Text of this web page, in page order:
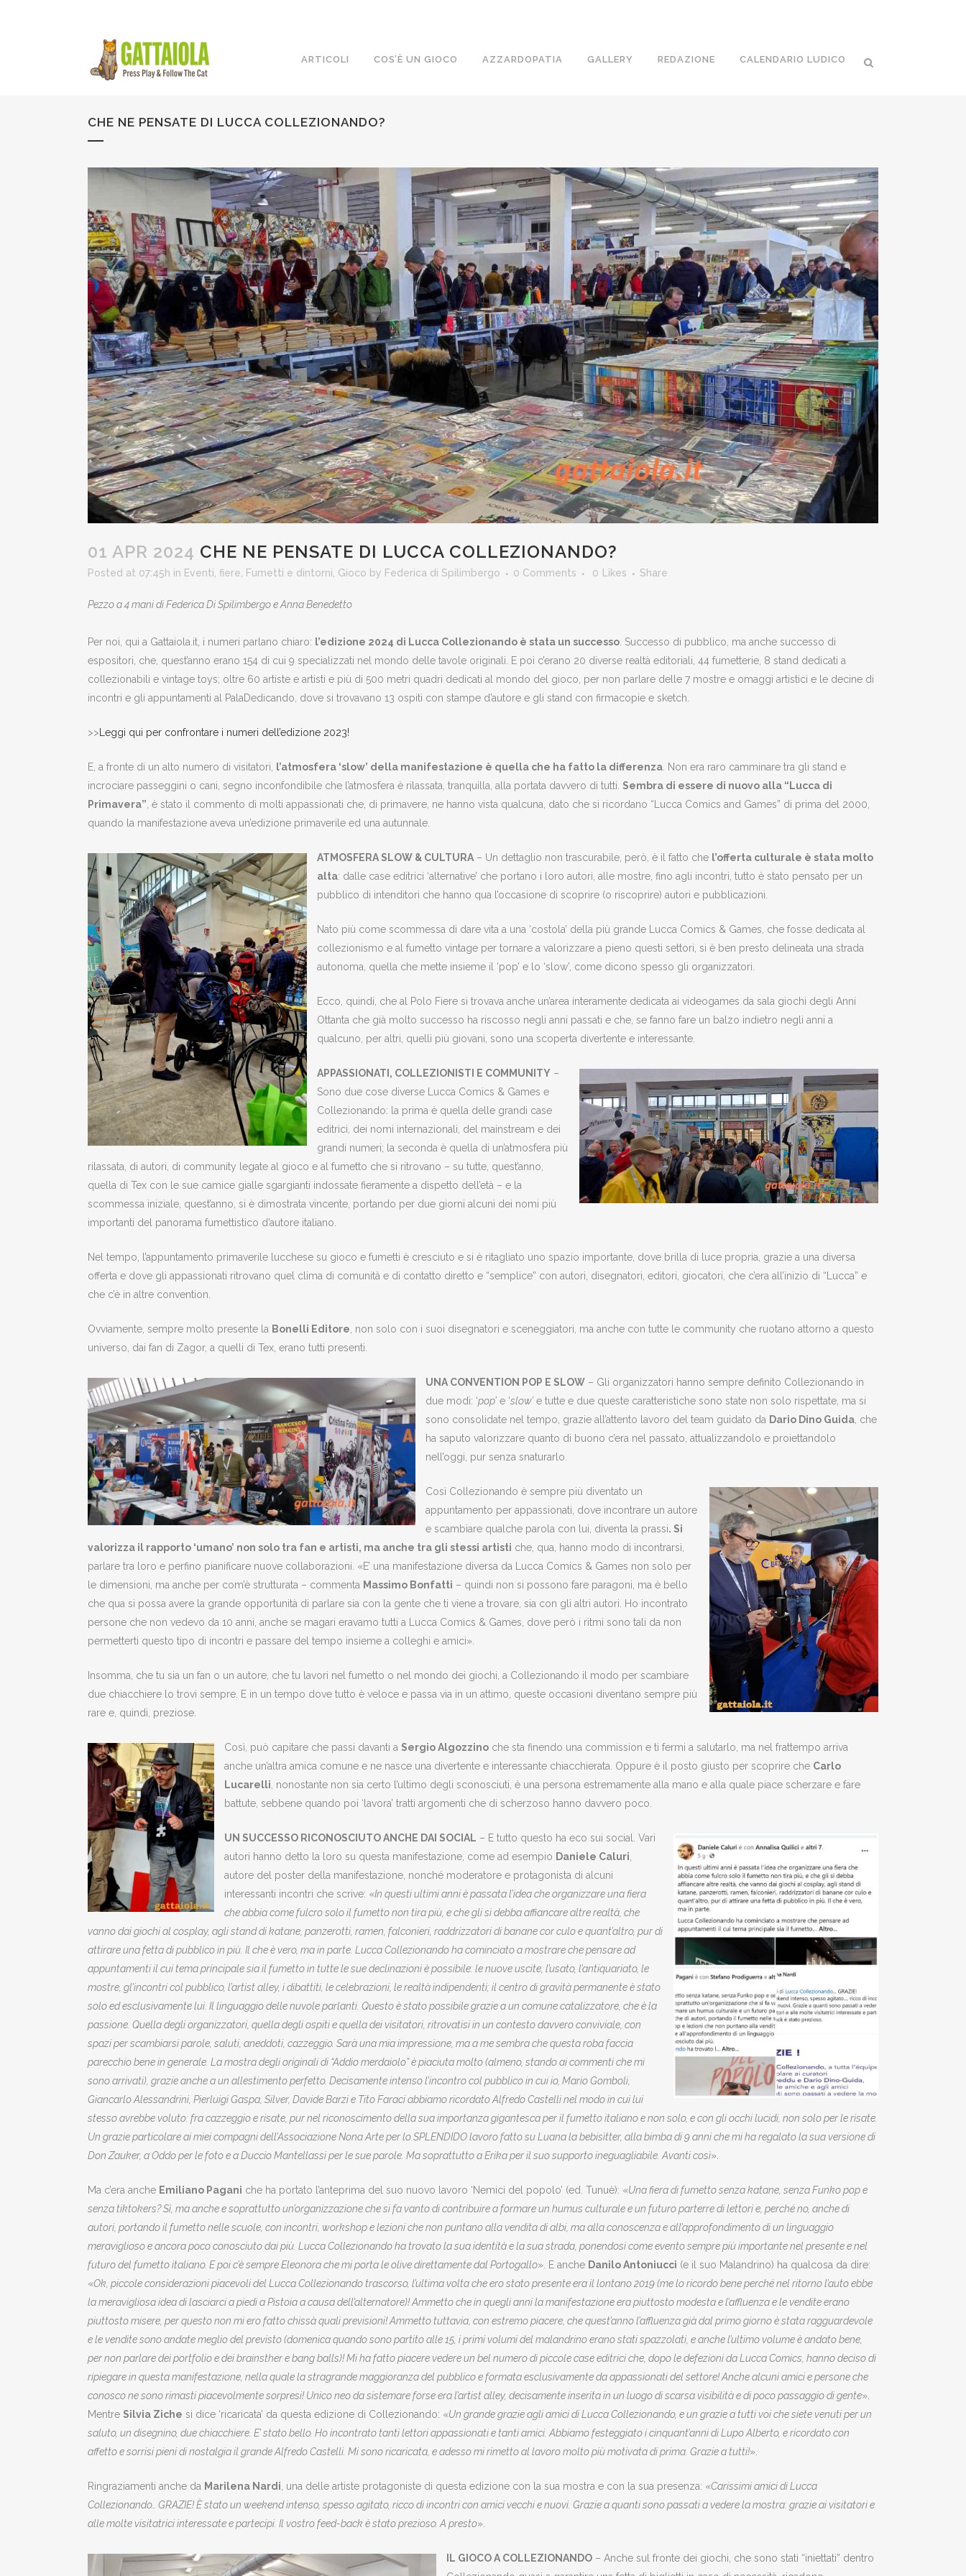
ARTICOLI COS’È UN GIOCO AZZARDOPATIA GALLERY REDAZIONE CALENDARIO LUDICO
CHE NE PENSATE DI LUCCA COLLEZIONANDO?
01 APR 2024 CHE NE PENSATE DI LUCCA COLLEZIONANDO?
Posted at 07:45h in Eventi fiere Fumetti e dintorni Gioco by Federica di Spilimbergo 0 Comments 0 Likes Share
Pezzo a 4 mani di Federica Di Spilimbergo e Anna Benedetto
Per noi, qui a Gattaiola.it, i numeri parlano chiaro: l’edizione 2024 di Lucca Collezionando è stata un successo . Successo di pubblico, ma anche successo di
espositori, che, quest’anno erano 154 di cui 9 specializzati nel mondo delle tavole originali. E poi c’erano 20 diverse realtà editoriali, 44 fumetterie, 8 stand dedicati a
collezionabili e vintage toys; oltre 60 artiste e artisti e più di 500 metri quadri dedicati al mondo del gioco, per non parlare delle 7 mostre e omaggi artistici e le decine di
incontri e gli appuntamenti al PalaDedicando, dove si trovavano 13 ospiti con stampe d’autore e gli stand con firmacopie e sketch.
>> Leggi qui per confrontare i numeri dell’edizione 2023!
E, a fronte di un alto numero di visitatori, l’atmosfera ‘slow’ della manifestazione è quella che ha fatto la differenza . Non era raro camminare tra gli stand e
incrociare passeggini o cani, segno inconfondibile che l’atmosfera è rilassata, tranquilla, alla portata davvero di tutti. Sembra di essere di nuovo alla “Lucca di
Primavera” , è stato il commento di molti appassionati che, di primavere, ne hanno vista qualcuna, dato che si ricordano “Lucca Comics and Games” di prima del 2000,
quando la manifestazione aveva un’edizione primaverile ed una autunnale.
ATMOSFERA SLOW & CULTURA – Un dettaglio non trascurabile, però, è il fatto che l’offerta culturale è stata molto
alta: dalle case editrici ‘alternative’ che portano i loro autori, alle mostre, fino agli incontri, tutto è stato pensato per un
pubblico di intenditori che hanno qua l’occasione di scoprire (o riscoprire) autori e pubblicazioni.
Nato più come scommessa di dare vita a una ‘costola’ della più grande Lucca Comics & Games, che fosse dedicata al
collezionismo e al fumetto vintage per tornare a valorizzare a pieno questi settori, si è ben presto delineata una strada
autonoma, quella che mette insieme il ‘pop’ e lo ‘slow’, come dicono spesso gli organizzatori.
Ecco, quindi, che al Polo Fiere si trovava anche un’area interamente dedicata ai videogames da sala giochi degli Anni
Ottanta che già molto successo ha riscosso negli anni passati e che, se fanno fare un balzo indietro negli anni a
qualcuno, per altri, quelli più giovani, sono una scoperta divertente e interessante.
APPASSIONATI, COLLEZIONISTI E COMMUNITY –
Sono due cose diverse Lucca Comics & Games e
Collezionando: la prima è quella delle grandi case
editrici, dei nomi internazionali, del mainstream e dei
grandi numeri; la seconda è quella di un’atmosfera più
rilassata, di autori, di community legate al gioco e al fumetto che si ritrovano – su tutte, quest’anno,
quella di Tex con le sue camice gialle sgargianti indossate fieramente a dispetto dell’età – e la
scommessa iniziale, quest’anno, si è dimostrata vincente, portando per due giorni alcuni dei nomi più
importanti del panorama fumettistico d’autore italiano.
Nel tempo, l’appuntamento primaverile lucchese su gioco e fumetti è cresciuto e si è ritagliato uno spazio importante, dove brilla di luce propria, grazie a una diversa
offerta e dove gli appassionati ritrovano quel clima di comunità e di contatto diretto e “semplice” con autori, disegnatori, editori, giocatori, che c’era all’inizio di “Lucca” e
che c’è in altre convention.
Ovviamente, sempre molto presente la Bonelli Editore , non solo con i suoi disegnatori e sceneggiatori, ma anche con tutte le community che ruotano attorno a questo
universo, dai fan di Zagor, a quelli di Tex, erano tutti presenti.
UNA CONVENTION POP E SLOW – Gli organizzatori hanno sempre definito Collezionando in
due modi: ‘pop’ e ‘slow’ e tutte e due queste caratteristiche sono state non solo rispettate, ma si
sono consolidate nel tempo, grazie all’attento lavoro del team guidato da Dario Dino Guida , che
ha saputo valorizzare quanto di buono c’era nel passato, attualizzandolo e proiettandolo
nell’oggi, pur senza snaturarlo.
Così Collezionando è sempre più diventato un
appuntamento per appassionati, dove incontrare un autore
e scambiare qualche parola con lui, diventa la prassi. Si
valorizza il rapporto ‘umano’ non solo tra fan e artisti, ma anche tra gli stessi artisti che, qua, hanno modo di incontrarsi,
parlare tra loro e perfino pianificare nuove collaborazioni. «E’ una manifestazione diversa da Lucca Comics & Games non solo per
le dimensioni, ma anche per com’è strutturata – commenta Massimo Bonfatti – quindi non si possono fare paragoni, ma è bello
che qua si possa avere la grande opportunità di parlare sia con la gente che ti viene a trovare, sia con gli altri autori. Ho incontrato
persone che non vedevo da 10 anni, anche se magari eravamo tutti a Lucca Comics & Games, dove però i ritmi sono tali da non
permetterti questo tipo di incontri e passare del tempo insieme a colleghi e amici».
Insomma, che tu sia un fan o un autore, che tu lavori nel fumetto o nel mondo dei giochi, a Collezionando il modo per scambiare
due chiacchiere lo trovi sempre. E in un tempo dove tutto è veloce e passa via in un attimo, queste occasioni diventano sempre più
rare e, quindi, preziose.
Così, può capitare che passi davanti a Sergio Algozzino che sta finendo una commission e ti fermi a salutarlo, ma nel frattempo arriva
anche un’altra amica comune e ne nasce una divertente e interessante chiacchierata. Oppure è il posto giusto per scoprire che Carlo
Lucarelli , nonostante non sia certo l’ultimo degli sconosciuti, è una persona estremamente alla mano e alla quale piace scherzare e fare
battute, sebbene quando poi ‘lavora’ tratti argomenti che di scherzoso hanno davvero poco.
UN SUCCESSO RICONOSCIUTO ANCHE DAI SOCIAL – E tutto questo ha eco sui social. Vari
autori hanno detto la loro su questa manifestazione, come ad esempio Daniele Caluri
autore del poster della manifestazione, nonché moderatore e protagonista di alcuni
interessanti incontri che scrive: «In questi ultimi anni è passata l’idea che organizzare una fiera
che abbia come fulcro solo il fumetto non tira più, e che gli si debba affiancare altre realtà, che
vanno dai giochi al cosplay, agli stand di katane, panzerotti, ramen, falconieri, raddrizzatori di banane cor culo e quant’altro, pur di
attirare una fetta di pubblico in più. Il che è vero, ma in parte. Lucca Collezionando ha cominciato a mostrare che pensare ad
appuntamenti il cui tema principale sia il fumetto in tutte le sue declinazioni è possibile: le nuove uscite, l’usato, l’antiquariato, le
mostre, gl’incontri col pubblico, l’artist alley, i dibattiti, le celebrazioni, le realtà indipendenti; il centro di gravità permanente è stato
solo ed esclusivamente lui. Il linguaggio delle nuvole parlanti. Questo è stato possibile grazie a un comune catalizzatore, che è la
passione. Quella degli organizzatori, quella degli ospiti e quella dei visitatori, ritrovatisi in un contesto davvero conviviale, con
spazi per scambiarsi parole, saluti, aneddoti, cazzeggio. Sarà una mia impressione, ma a me sembra che questa roba faccia
parecchio bene in generale. La mostra degli originali di “Addio merdaiolo” è piaciuta molto (almeno, stando ai commenti che mi
sono arrivati), grazie anche a un allestimento perfetto. Decisamente intenso l’incontro col pubblico in cui io, Mario Gomboli,
Giancarlo Alessandrini, Pierluigi Gaspa, Silver, Davide Barzi e Tito Faraci abbiamo ricordato Alfredo Castelli nel modo in cui lui
stesso avrebbe voluto: fra cazzeggio e risate, pur nel riconoscimento della sua importanza gigantesca per il fumetto italiano e non solo, e con gli occhi lucidi, non solo per le risate.
Un grazie particolare ai miei compagni dell’Associazione Nona Arte per lo SPLENDIDO lavoro fatto su Luana la bebisìtter, alla bimba di 9 anni che mi ha regalato la sua versione di
Don Zauker, a Oddo per le foto e a Duccio Mantellassi per le sue parole. Ma soprattutto a Erika per il suo supporto ineguagliabile. Avanti così».
Ma c’era anche Emiliano Pagani che ha portato l’anteprima del suo nuovo lavoro ‘Nemici del popolo’ (ed. Tunuè): «Una fiera di fumetto senza katane, senza Funko pop e
senza tiktokers? Sì, ma anche e soprattutto un’organizzazione che si fa vanto di contribuire a formare un humus culturale e un futuro parterre di lettori e, perché no, anche di
autori, portando il fumetto nelle scuole, con incontri, workshop e lezioni che non puntano alla vendita di albi, ma alla conoscenza e all’approfondimento di un linguaggio
meraviglioso e ancora poco conosciuto dai più. Lucca Collezionando ha trovato la sua identità e la sua strada, ponendosi come evento sempre più importante nel presente e nel
futuro del fumetto italiano. E poi c’è sempre Eleonora che mi porta le olive direttamente dal Portogallo». E anche Danilo Antoniucci (e il suo Malandrino) ha qualcosa da dire:
«Ok, piccole considerazioni piacevoli del Lucca Collezionando trascorso, l’ultima volta che ero stato presente era il lontano 2019 (me lo ricordo bene perché nel ritorno l’auto ebbe
la meravigliosa idea di lasciarci a piedi a Pistoia a causa dell’alternatore)! Ammetto che in quegli anni la manifestazione era piuttosto modesta e l’affluenza e le vendite erano
piuttosto misere, per questo non mi ero fatto chissà quali previsioni! Ammetto tuttavia, con estremo piacere, che quest’anno l’affluenza già dal primo giorno è stata ragguardevole
e le vendite sono andate meglio del previsto (domenica quando sono partito alle 15, i primi volumi del malandrino erano stati spazzolati, e anche l’ultimo volume è andato bene,
per non parlare dei portfolio e dei brainsther e bang balls)! Mi ha fatto piacere vedere un bel numero di piccole case editrici che, dopo le defezioni da Lucca Comics, hanno deciso di
ripiegare in questa manifestazione, nella quale la stragrande maggioranza del pubblico e formata esclusivamente da appassionati del settore! Anche alcuni amici e persone che
conosco ne sono rimasti piacevolmente sorpresi! Unico neo da sistemare forse era l’artist alley, decisamente inserita in un luogo di scarsa visibilità e di poco passaggio di gente».
Mentre Silvia Ziche si dice ‘ricaricata’ da questa edizione di Collezionando: «Un grande grazie agli amici di Lucca Collezionando, e un grazie a tutti voi che siete venuti per un
saluto, un disegnino, due chiacchiere. E’ stato bello. Ho incontrato tanti lettori appassionati e tanti amici. Abbiamo festeggiato i cinquant’anni di Lupo Alberto, e ricordato con
affetto e sorrisi pieni di nostalgia il grande Alfredo Castelli. Mi sono ricaricata, e adesso mi rimetto al lavoro molto più motivata di prima. Grazie a tutti!».
Ringraziamenti anche da Marilena Nardi , una delle artiste protagoniste di questa edizione con la sua mostra e con la sua presenza: «Carissimi amici di Lucca
Collezionando… GRAZIE! È stato un weekend intenso, spesso agitato, ricco di incontri con amici vecchi e nuovi. Grazie a quanti sono passati a vedere la mostra: grazie ai visitatori e
alle molte visitatrici interessate e partecipi. Il vostro feed-back è stato prezioso. A presto».
IL GIOCO A COLLEZIONANDO – Anche sul fronte dei giochi, che sono stati “iniettati” dentro